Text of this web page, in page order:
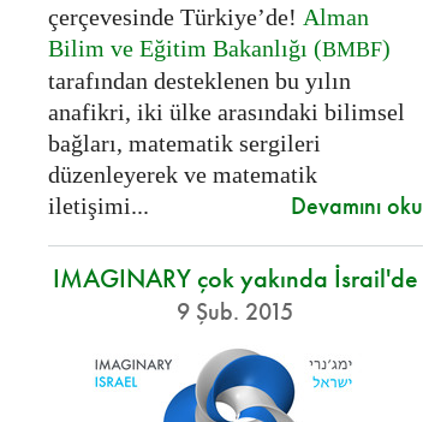
çerçevesinde Türkiye’de! Alman
Bilim ve Eğitim Bakanlığı (BMBF)
tarafından desteklenen bu yılın
anafikri, iki ülke arasındaki bilimsel
bağları, matematik sergileri
düzenleyerek ve matematik
iletişimi...
Devamını oku
IMAGINARY çok yakında İsrail'de
9 Şub. 2015